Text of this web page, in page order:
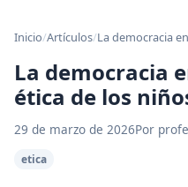
Inicio/Artículos/La democracia
La democracia
ética de los
29 de marzo de 2026Por profe
etica